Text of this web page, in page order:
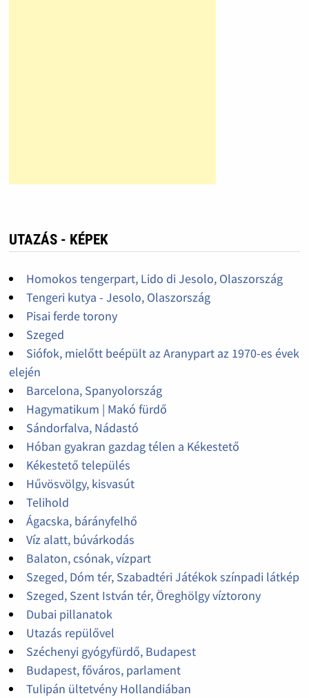
UTAZÁS - KÉPEK
Homokos tengerpart, Lido di Jesolo, Olaszország
Tengeri kutya - Jesolo, Olaszország
Pisai ferde torony
Szeged
Siófok, mielőtt beépült az Aranypart az 1970-es évek
elején
Barcelona, Spanyolország
Hagymatikum | Makó fürdő
Sándorfalva, Nádastó
Hóban gyakran gazdag télen a Kékestető
Kékestető település
Hűvösvölgy, kisvasút
Telihold
Ágacska, bárányfelhő
Víz alatt, búvárkodás
Balaton, csónak, vízpart
Szeged, Dóm tér, Szabadtéri Játékok színpadi látkép
Szeged, Szent István tér, Öreghölgy víztorony
Dubai pillanatok
Utazás repülővel
Széchenyi gyógyfürdő, Budapest
Budapest, főváros, parlament
Tulipán ültetvény Hollandiában